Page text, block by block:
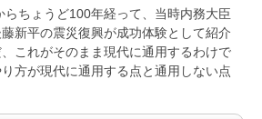
らちょうど100年経って、当時内務大臣
新平の震災復興が成功体験として紹介
これがそのまま現代に通用するわけで
方が現代に通用する点と通用しない点